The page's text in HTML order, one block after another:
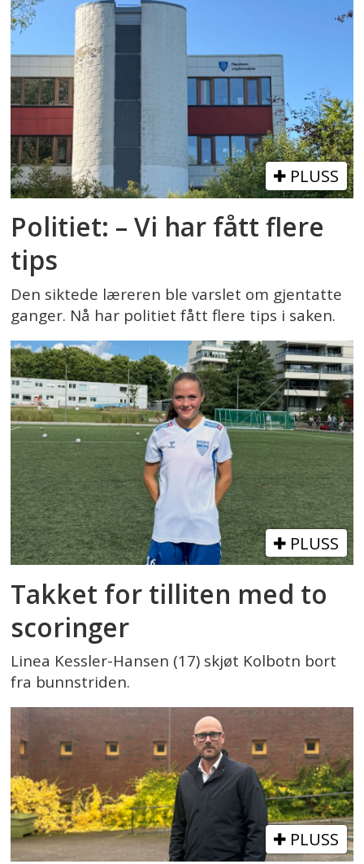
PLUSS
Politiet: – Vi har fått flere
tips
Den siktede læreren ble varslet om gjentatte
ganger. Nå har politiet fått flere tips i saken.
PLUSS
Takket for tilliten med to
scoringer
Linea Kessler-Hansen (17) skjøt Kolbotn bort
fra bunnstriden.
PLUSS